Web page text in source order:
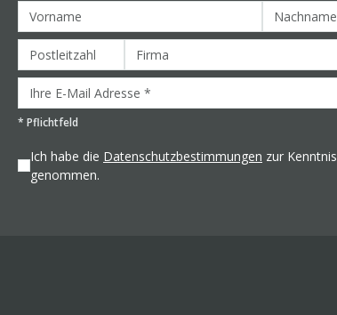
* Pflichtfeld
Ich habe die Datenschutzbestimmungen zur Kenntnis
genommen.